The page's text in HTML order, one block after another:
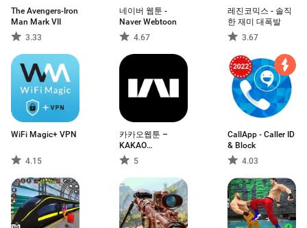
The Avengers-Iron
Man Mark VII
3.33
네이버 웹툰 -
Naver Webtoon
4.67
레진코믹스 - 솔직
한 재미 대폭발
3.67
WiFi Magic+ VPN
4.15
카카오웹툰 –
KAKAO
WEBTOON
5
CallApp - Caller ID
& Block
4.03